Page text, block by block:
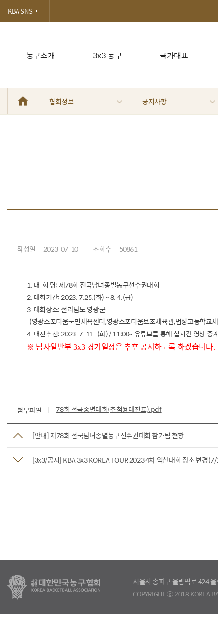
농구소개 3x3 농구 국가대표
KBA SNS
협회정보 공지사항
작성일 2023-07-10 조회수 50861
1. 대 회 명: 제78회 전국남녀종별농구선수권대회
2. 대회기간: 2023. 7.25.(화) ~ 8. 4.(금)
3. 대회장소: 전라남도 영광군
(영광스포티움국민체육센터,영광스포티움보조체육관,법성고등학교
4. 대진추첨: 2023. 7. 11 . (화) / 11:00~ 유튜브를 통해 실시간 영상 중
※ 남자일반부 3x3 경기일정은 추후 공지하도록 하겠습니다.
첨부파일 78회 전국종별대회(추첨용대진표).pdf
[안내] 제78회 전국남녀종별농구선수권대회 참가팀 현황
[3x3/공지] KBA 3x3 KOREA TOUR 2023 4차 익산대회 장소 변경
서울시 송파구 올림픽로 424
COPYRIGHT ⓒ 2018 KOREA